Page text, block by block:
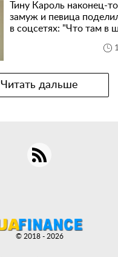
Тину Кароль наконец-
замуж и певица
в соцсетях: "Что там в
Читать дальше
© 2018 - 2026